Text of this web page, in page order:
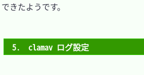
できたようです。
5.　clamav ログ設定